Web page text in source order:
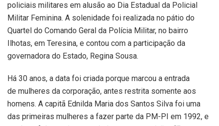
policiais militares em alusão ao Dia Estadual da Policial
Militar Feminina. A solenidade foi realizada no pátio do
Quartel do Comando Geral da Polícia Militar, no bairro
Ilhotas, em Teresina, e contou com a participação da
governadora do Estado, Regina Sousa.
Há 30 anos, a data foi criada porque marcou a entrada
de mulheres da corporação, antes restrita somente aos
homens. A capitã Ednilda Maria dos Santos Silva foi uma
das primeiras mulheres a fazer parte da PM-PI em 1992, e